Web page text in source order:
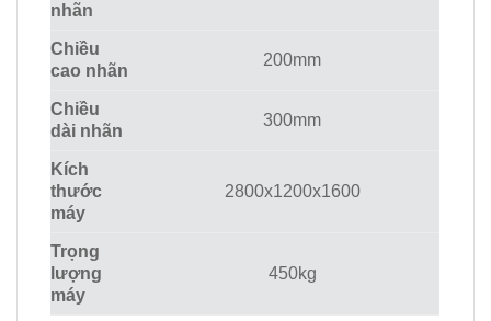
nhãn
Chiều
cao nhãn
200mm
Chiều
dài nhãn
300mm
Kích
thước
máy
2800x1200x1600
Trọng
lượng
máy
450kg